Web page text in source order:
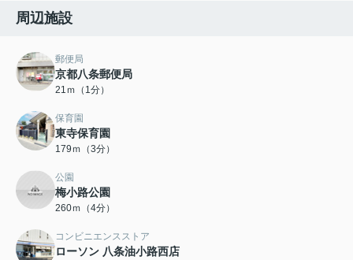
周辺施設
郵便局
京都八条郵便局
21ｍ（1分）
保育園
東寺保育園
179ｍ（3分）
公園
梅小路公園
260ｍ（4分）
コンビニエンスストア
ローソン 八条油小路西店